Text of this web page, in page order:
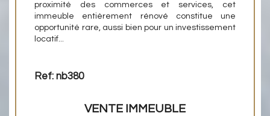
proximité des commerces et services, cet
immeuble entièrement rénové constitue une
opportunité rare, aussi bien pour un investissement
locatif...
Ref: nb380
VENTE
IMMEUBLE